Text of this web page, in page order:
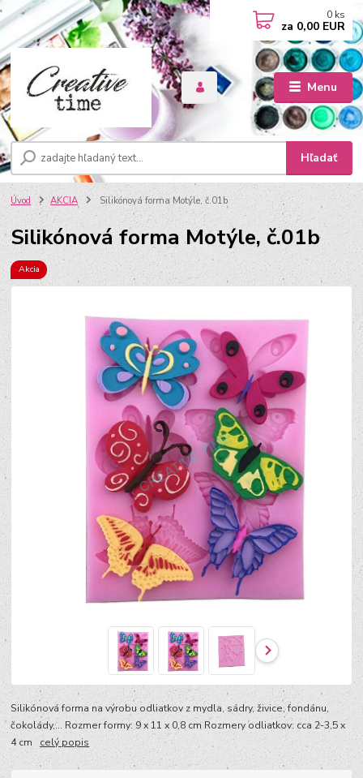
Menu
Hľadať
0 ks
za 0,00 EUR
Úvod AKCIA Silikónová forma Motýle, č.01b
Silikónová forma Motýle, č.01b
Akcia
Silikónová forma na výrobu odliatkov z mydla, sádry, živice, fondánu,
čokolády,... Rozmer formy: 9 x 11 x 0,8 cm Rozmery odliatkov: cca 2-3,5 x
4 cm celý popis